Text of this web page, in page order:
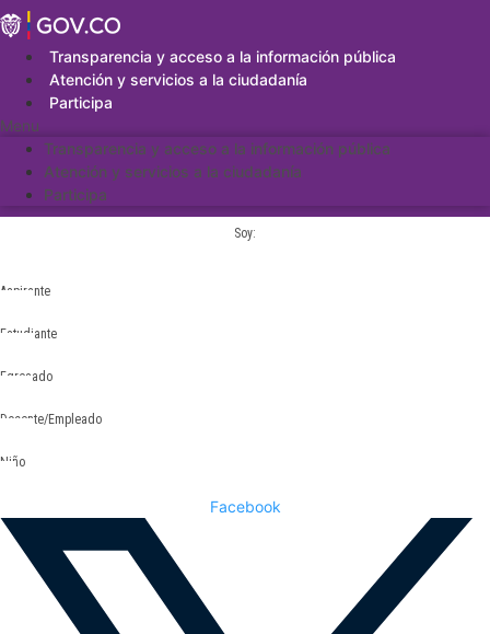
Saltar
al
contenidoTransparencia y acceso a la información pública
Atención y servicios a la ciudadanía
Participa
Menu
Transparencia y acceso a la información pública
Atención y servicios a la ciudadanía
Participa
Soy:
Aspirante
Estudiante
Egresado
Docente/Empleado
Niño
Facebook